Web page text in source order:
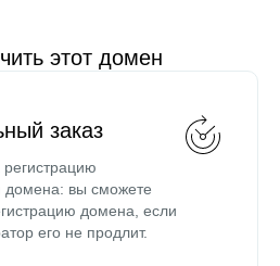
этот домен
заказ
вы сможете
домена, если
его не продлит.